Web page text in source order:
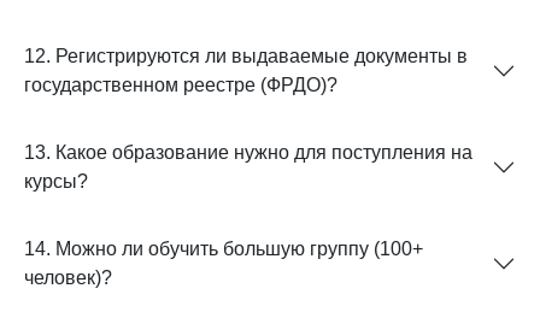
12. Регистрируются ли выдаваемые документы в
государственном реестре (ФРДО)?
13. Какое образование нужно для поступления на
курсы?
14. Можно ли обучить большую группу (100+
человек)?